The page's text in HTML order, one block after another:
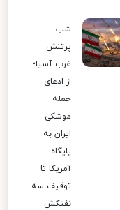
شب
پرتنش
غرب آسیا؛
از ادعای
حمله
موشکی
ایران به
پایگاه
آمریکا تا
توقیف سه
نفتکش